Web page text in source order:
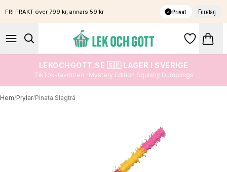
FRI FRAKT över 799 kr, annars 59 kr Privat Företag
LEKOCHGOTT.SE 🇸🇪 LAGER I SVERIGE
TikTok-favoriten -Mystery Edition Squishy Dumplings
Hem/Prylar/Pinata Slagträ